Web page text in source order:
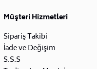
Müşteri Hizmetleri
Sipariş Takibi
İade ve Değişim
S.S.S